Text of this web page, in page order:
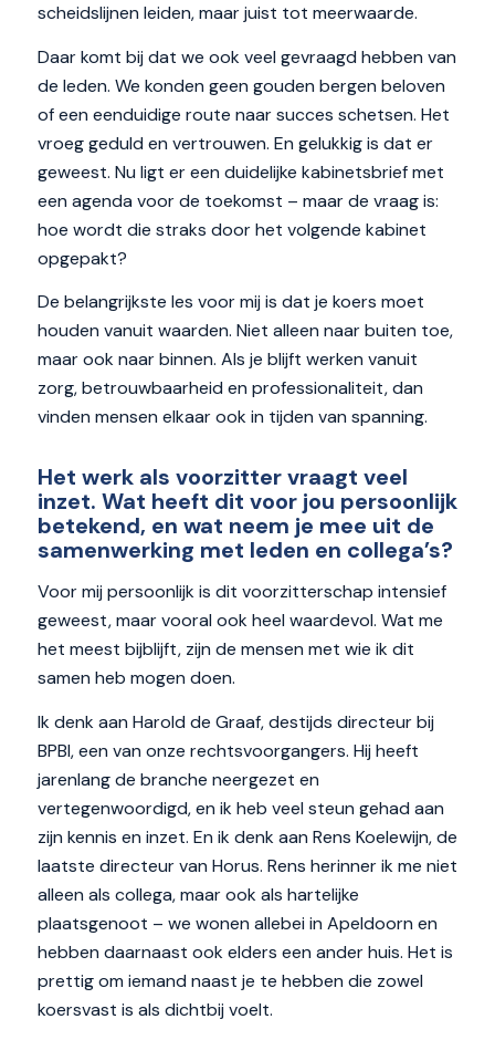
scheidslijnen leiden, maar juist tot meerwaarde.
Daar komt bij dat we ook veel gevraagd hebben van
de leden. We konden geen gouden bergen beloven
of een eenduidige route naar succes schetsen. Het
vroeg geduld en vertrouwen. En gelukkig is dat er
geweest. Nu ligt er een duidelijke kabinetsbrief met
een agenda voor de toekomst – maar de vraag is:
hoe wordt die straks door het volgende kabinet
opgepakt?
De belangrijkste les voor mij is dat je koers moet
houden vanuit waarden. Niet alleen naar buiten toe,
maar ook naar binnen. Als je blijft werken vanuit
zorg, betrouwbaarheid en professionaliteit, dan
vinden mensen elkaar ook in tijden van spanning.
Het werk als voorzitter vraagt veel
inzet. Wat heeft dit voor jou persoonlijk
betekend, en wat neem je mee uit de
samenwerking met leden en collega’s?
Voor mij persoonlijk is dit voorzitterschap intensief
geweest, maar vooral ook heel waardevol. Wat me
het meest bijblijft, zijn de mensen met wie ik dit
samen heb mogen doen.
Ik denk aan Harold de Graaf, destijds directeur bij
BPBI, een van onze rechtsvoorgangers. Hij heeft
jarenlang de branche neergezet en
vertegenwoordigd, en ik heb veel steun gehad aan
zijn kennis en inzet. En ik denk aan Rens Koelewijn, de
laatste directeur van Horus. Rens herinner ik me niet
alleen als collega, maar ook als hartelijke
plaatsgenoot – we wonen allebei in Apeldoorn en
hebben daarnaast ook elders een ander huis. Het is
prettig om iemand naast je te hebben die zowel
koersvast is als dichtbij voelt.